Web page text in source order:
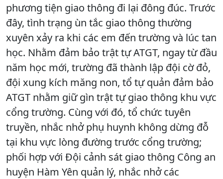
phương tiện giao thông đi lại đông đúc. Trước
đây, tình trạng ùn tắc giao thông thường
xuyên xảy ra khi các em đến trường và lúc tan
học. Nhằm đảm bảo trật tự ATGT, ngay từ đầu
năm học mới, trường đã thành lập đội cờ đỏ,
đội xung kích măng non, tổ tự quản đảm bảo
ATGT nhằm giữ gìn trật tự giao thông khu vực
cổng trường. Cùng với đó, tổ chức tuyên
truyền, nhắc nhở phụ huynh không dừng đỗ
tại khu vực lòng đường trước cổng trường;
phối hợp với Đội cảnh sát giao thông Công an
huyện Hàm Yên quản lý, nhắc nhở các